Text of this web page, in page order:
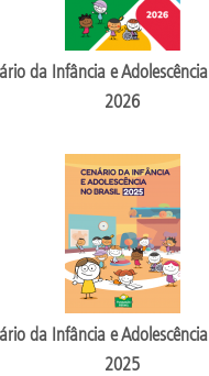
da Infância e
2026
da Infância e
2025